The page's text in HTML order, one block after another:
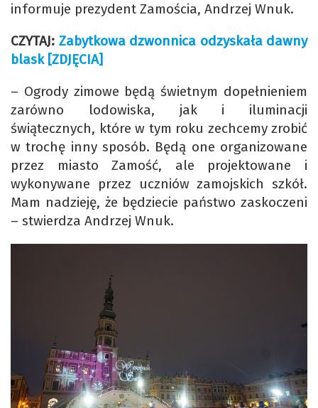
informuje prezydent Zamościa, Andrzej Wnuk.
CZYTAJ: Zabytkowa dzwonnica odzyskała dawny
blask [ZDJĘCIA]
– Ogrody zimowe będą świetnym dopełnieniem
zarówno lodowiska, jak i iluminacji
świątecznych, które w tym roku zechcemy zrobić
w trochę inny sposób. Będą one organizowane
przez miasto Zamość, ale projektowane i
wykonywane przez uczniów zamojskich szkół.
Mam nadzieję, że będziecie państwo zaskoczeni
– stwierdza Andrzej Wnuk.